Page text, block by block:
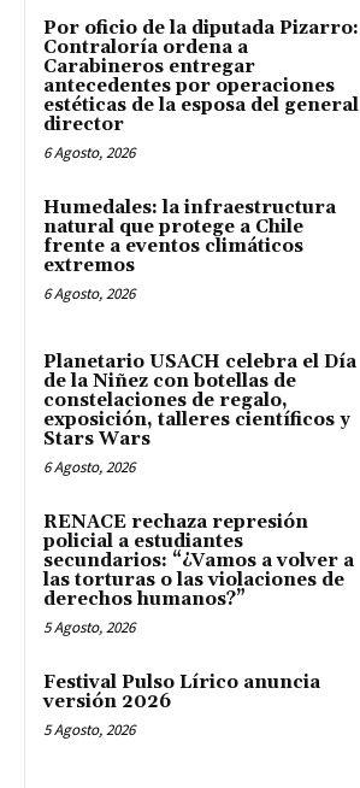
Por oficio de la diputada Pizarro:
Contraloría ordena a
Carabineros entregar
antecedentes por operaciones
estéticas de la esposa del general
director
6 Agosto, 2026
Humedales: la infraestructura
natural que protege a Chile
frente a eventos climáticos
extremos
6 Agosto, 2026
Planetario USACH celebra el Día
de la Niñez con botellas de
constelaciones de regalo,
exposición, talleres científicos y
Stars Wars
6 Agosto, 2026
RENACE rechaza represión
policial a estudiantes
secundarios: “¿Vamos a volver a
las torturas o las violaciones de
derechos humanos?”
5 Agosto, 2026
Festival Pulso Lírico anuncia
versión 2026
5 Agosto, 2026